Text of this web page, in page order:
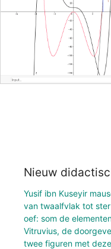
Nieuw
Yusif ibn Kuseyir
van twaalfvlak tot ster
oef: som de
Vitruvius, de
twee figuren met